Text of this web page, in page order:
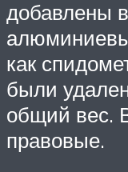
добавлены
как
были
общий вес.
правовые.